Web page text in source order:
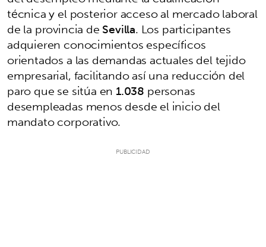
técnica y el posterior acceso al mercado laboral
de la provincia deSevilla. Los participantes
adquieren conocimientos específicos
orientados a las demandas actuales del tejido
empresarial, facilitando así una reducción del
paro que se sitúa en 1.038 personas
desempleadas menos desde el inicio del
mandato corporativo.